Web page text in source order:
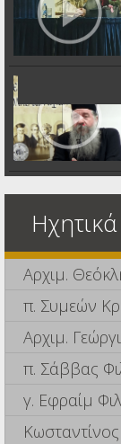
Αρχιμ.
π. Συμεών
Αρχιμ.
π. Σάββας
γ. Εφραίμ